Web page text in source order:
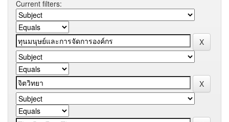
Current filters: